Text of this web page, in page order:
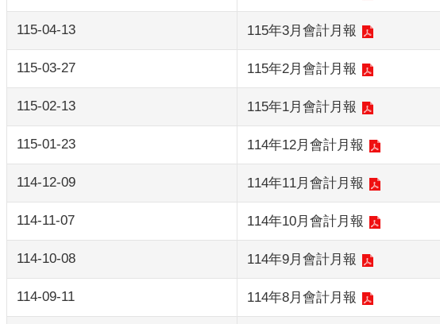
115-04-13 115年3月會計月報
115-03-27 115年2月會計月報
115-02-13 115年1月會計月報
115-01-23 114年12月會計月報
114-12-09 114年11月會計月報
114-11-07 114年10月會計月報
114-10-08 114年9月會計月報
114-09-11 114年8月會計月報